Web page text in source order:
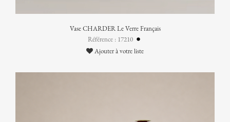
Vase CHARDER Le Verre Français
Référence : 17210
Ajouter à votre liste